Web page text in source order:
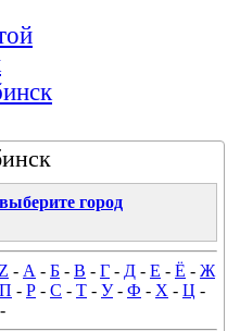
выберите город
- А - Б - В - Г - Д - Е - Ё - Ж
П - Р - С - Т - У- Ф - Х - Ц -
-